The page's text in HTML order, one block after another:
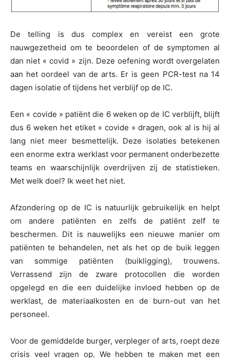
De telling is dus complex en vereist een grote
nauwgezetheid om te beoordelen of de symptomen al
dan niet « covid » zijn. Deze oefening wordt overgelaten
aan het oordeel van de arts. Er is geen PCR-test na 14
dagen isolatie of tijdens het verblijf op de IC.
Een « covide » patiënt die 6 weken op de IC verblijft, blijft
dus 6 weken het etiket « covide » dragen, ook al is hij al
lang niet meer besmettelijk. Deze isolaties betekenen
een enorme extra werklast voor permanent onderbezette
teams en waarschijnlijk overdrijven zij de statistieken.
Met welk doel? Ik weet het niet.
Afzondering op de IC is natuurlijk gebruikelijk en helpt
om andere patiënten en zelfs de patiënt zelf te
beschermen. Dit is nauwelijks een nieuwe manier om
patiënten te behandelen, net als het op de buik leggen
van sommige patiënten (buikligging), trouwens.
Verrassend zijn de zware protocollen die worden
opgelegd en die een duidelijke invloed hebben op de
werklast, de materiaalkosten en de burn-out van het
personeel.
Voor de gemiddelde burger, verpleger of arts, roept deze
crisis veel vragen op. We hebben te maken met een